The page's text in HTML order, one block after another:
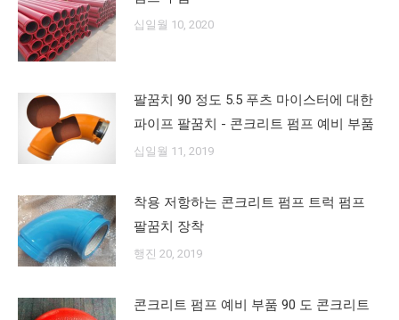
십일월 10, 2020
팔꿈치 90 정도 5.5 푸츠 마이스터에 대한
파이프 팔꿈치 - 콘크리트 펌프 예비 부품
십일월 11, 2019
착용 저항하는 콘크리트 펌프 트럭 펌프
팔꿈치 장착
행진 20, 2019
콘크리트 펌프 예비 부품 90 도 콘크리트